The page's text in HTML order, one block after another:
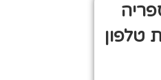
טלפון